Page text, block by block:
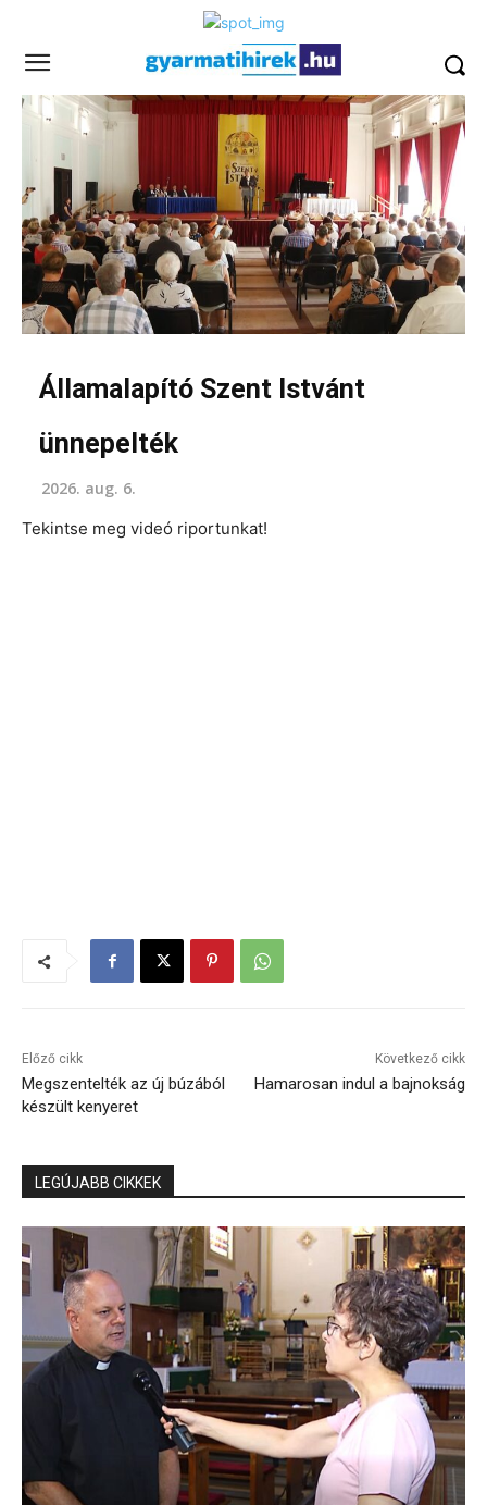
Államalapító Szent Istvánt
ünnepelték
2026. aug. 6.
Tekintse meg videó riportunkat!
Előző cikk
Megszentelték az új búzából
készült kenyeret
Következő cikk
Hamarosan indul a bajnokság
LEGÚJABB CIKKEK